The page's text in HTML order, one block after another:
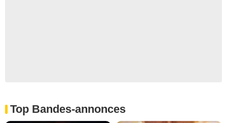
Top Bandes-annonces